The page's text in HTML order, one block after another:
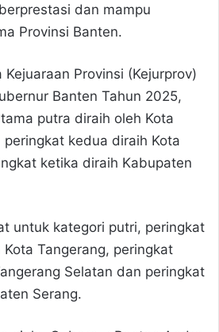
dan mampu
Provinsi Banten.
Provinsi (Kejurprov)
Banten Tahun 2025,
putra diraih oleh Kota
kedua diraih Kota
ketika diraih Kabupaten
untuk kategori putri, peringkat
Tangerang, peringkat
Selatan dan peringkat
Serang.